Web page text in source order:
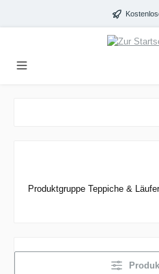
Produktgruppe Teppiche & Läufer